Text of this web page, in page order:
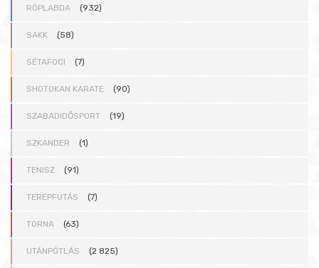
RÖPLABDA (932)
SAKK (58)
SÉTAFOCI (7)
SHOTOKAN KARATE (90)
SZABADIDŐSPORT (19)
SZKANDER (1)
TENISZ (91)
TEREPFUTÁS (7)
TORNA (63)
UTÁNPÓTLÁS (2 825)